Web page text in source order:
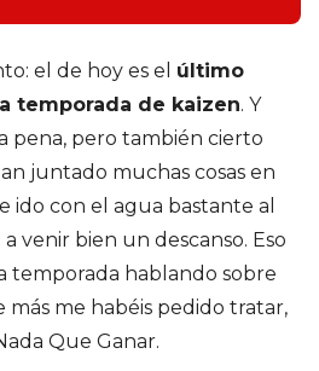
el de hoy es el último
temporada de kaizen. Y
pena, pero también cierto
juntado muchas cosas en
ido con el agua bastante al
venir bien un descanso. Eso
temporada hablando sobre
más me habéis pedido tratar,
Que Ganar.